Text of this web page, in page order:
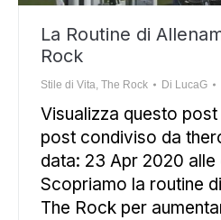
La Routine di
Rock
Stile di Vita, The Rock Di LucaG
Visualizza questo
post condiviso da
data: 23 Apr 2020 alle
Scopriamo la routine
The Rock per